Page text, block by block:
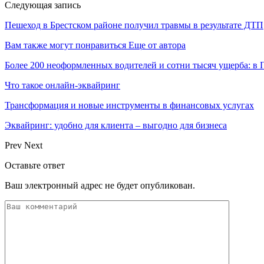
Следующая запись
Пешеход в Брестском районе получил травмы в результате ДТП
Вам также могут понравиться Еще от автора
Более 200 неоформленных водителей и сотни тысяч ущерба:
Что такое онлайн-эквайринг
Трансформация и новые инструменты в финансовых услугах
Эквайринг: удобно для клиента – выгодно для бизнеса
Prev Next
Оставьте ответ
Ваш электронный адрес не будет опубликован.